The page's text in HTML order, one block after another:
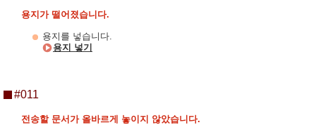
용지가 떨어졌습니다.
용지를 넣습니다.
용지 넣기
#011
전송할 문서가 올바르게 놓이지 않았습니다.